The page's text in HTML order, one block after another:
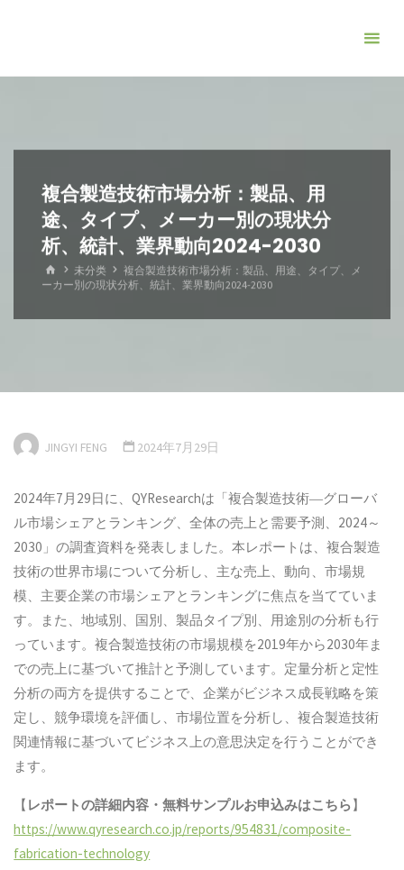
複合製造技術市場分析：製品、用
途、タイプ、メーカー別の現状分
析、統計、業界動向2024-2030
ホ
ー
未分类
複合製造技術市場分析：製品、用途、タイプ、メ
ーカー別の現状分析、統計、業界動向2024-2030
JINGYI FENG 2024年7月29日
2024年7月29日に、QYResearchは「複合製造技術―グローバ
ル市場シェアとランキング、全体の売上と需要予測、2024～
2030」の調査資料を発表しました。本レポートは、複合製造
技術の世界市場について分析し、主な売上、動向、市場規
模、主要企業の市場シェアとランキングに焦点を当てていま
す。また、地域別、国別、製品タイプ別、用途別の分析も行
っています。複合製造技術の市場規模を2019年から2030年ま
での売上に基づいて推計と予測しています。定量分析と定性
分析の両方を提供することで、企業がビジネス成長戦略を策
定し、競争環境を評価し、市場位置を分析し、複合製造技術
関連情報に基づいてビジネス上の意思決定を行うことができ
ます。
【 レポートの詳細内容・無料サンプルお申込みはこちら】
https://www.qyresearch.co.jp/reports/954831/composite-
fabrication-technology